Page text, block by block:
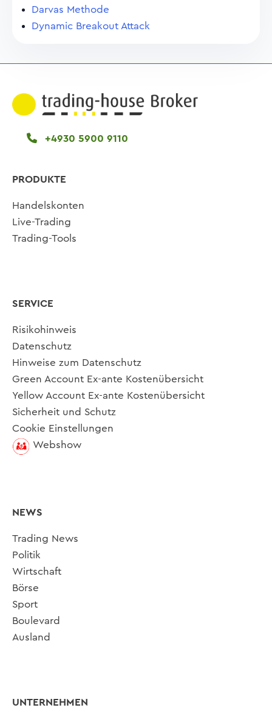
Darvas Methode
Dynamic Breakout Attack
+4930 5900 9110
PRODUKTE
Handelskonten
Live-Trading
Trading-Tools
SERVICE
Risikohinweis
Datenschutz
Hinweise zum Datenschutz
Green Account Ex-ante Kostenübersicht
Yellow Account Ex-ante Kostenübersicht
Sicherheit und Schutz
Cookie Einstellungen
Webshow
NEWS
Trading News
Politik
Wirtschaft
Börse
Sport
Boulevard
Ausland
UNTERNEHMEN